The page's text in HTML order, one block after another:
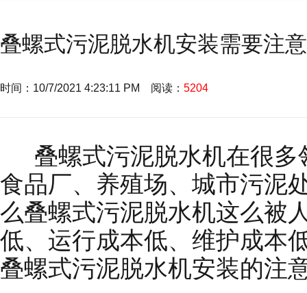
叠螺式污泥脱水机安装需要注
时间：10/7/2021 4:23:11 PM 阅读： 5204
叠螺式污泥脱水机在很多
食品厂、养殖场、城市污泥
么叠螺式污泥脱水机这么被
低、运行成本低、维护成本
叠螺式污泥脱水机安装的注